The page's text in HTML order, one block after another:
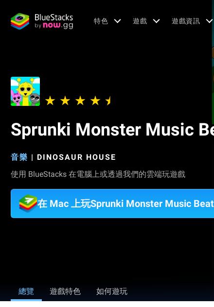
特色 遊戲 遊戲資訊
Sprunki Monster Music
音樂 | DINOSAUR HOUSE
使用 BlueStacks 在電腦上或透過我們的雲端玩遊戲
在 Mac 上玩Sprunki Monster Music
總覽 遊戲特色 如何遊玩